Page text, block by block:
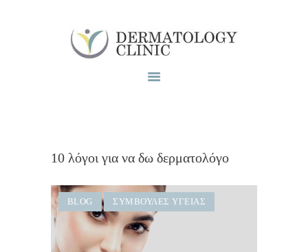
Το ιατρειο
10 λόγοι για να δω δερματολόγο
BLOG ΣΥΜΒΟΥΛΈΣ ΥΓΕΊΑΣ